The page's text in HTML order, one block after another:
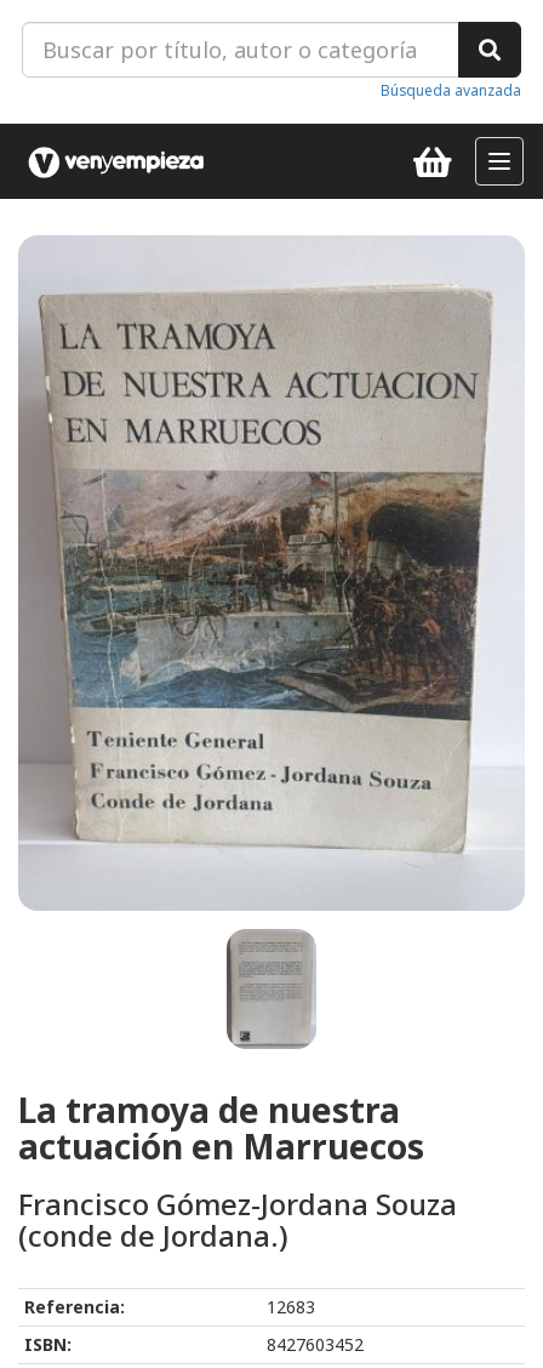
Búsqueda avanzada
La tramoya de nuestra
actuación en Marruecos
Francisco Gómez-Jordana Souza
(conde de Jordana.)
Referencia:
12683
ISBN:
8427603452